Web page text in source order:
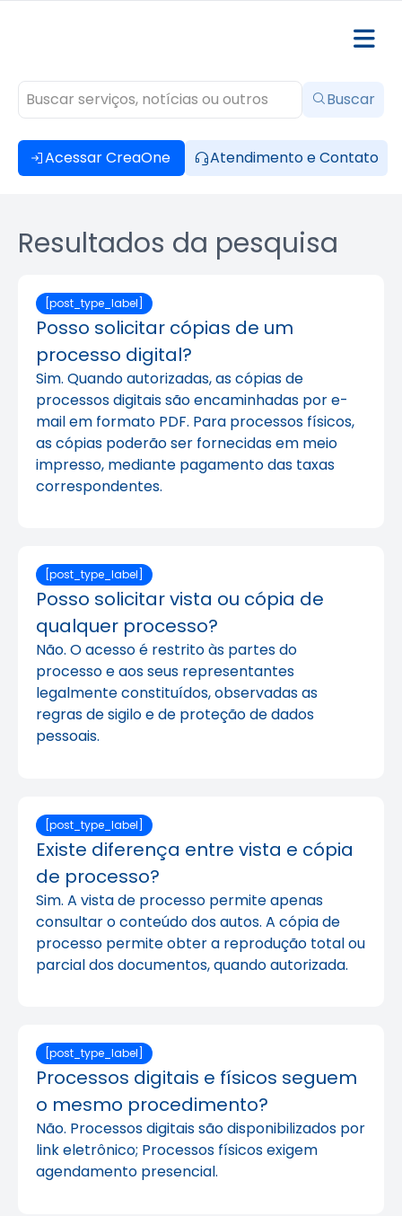
Acessar CreaOne Atendimento e Contato
Buscar
Resultados da pesquisa
[post_type_label]
Posso solicitar cópias de um
processo digital?
Sim. Quando autorizadas, as cópias de
processos digitais são encaminhadas por e-
mail em formato PDF. Para processos físicos,
as cópias poderão ser fornecidas em meio
impresso, mediante pagamento das taxas
correspondentes.
[post_type_label]
Posso solicitar vista ou cópia de
qualquer processo?
Não. O acesso é restrito às partes do
processo e aos seus representantes
legalmente constituídos, observadas as
regras de sigilo e de proteção de dados
pessoais.
[post_type_label]
Existe diferença entre vista e cópia
de processo?
Sim. A vista de processo permite apenas
consultar o conteúdo dos autos. A cópia de
processo permite obter a reprodução total ou
parcial dos documentos, quando autorizada.
[post_type_label]
Processos digitais e físicos seguem
o mesmo procedimento?
Não. Processos digitais são disponibilizados por
link eletrônico; Processos físicos exigem
agendamento presencial.